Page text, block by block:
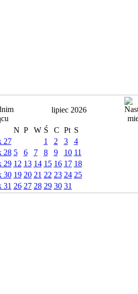
lipiec 2026
N P W Ś C Pt S
1
2 3
4
5
6 7 8 9 10 11
12 13 14 15 16 17 18
19 20 21 22 23 24 25
26 27 28 29 30 31